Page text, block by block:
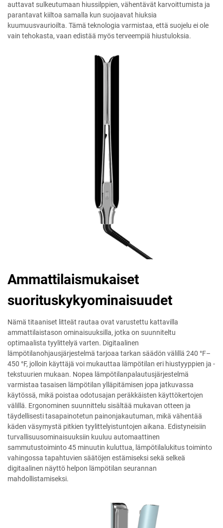
auttavat sulkeutumaan hiussilppien, vähentävät karvoittumista ja
parantavat kiiltoa samalla kun suojaavat hiuksia
kuumuusvaurioilta. Tämä teknologia varmistaa, että suojelu ei ole
vain tehokasta, vaan edistää myös terveempiä hiustuloksia.
Ammattilaismukaiset
suorituskykyominaisuudet
Nämä titaaniset litteät rautaa ovat varustettu kattavilla
ammattilaistason ominaisuuksilla, jotka on suunniteltu
optimaalista tyylittelyä varten. Digitaalinen
lämpötilanohjausjärjestelmä tarjoaa tarkan säädön välillä 240 °F–
450 °F, jolloin käyttäjä voi mukauttaa lämpötilan eri hiustyyppien ja -
tekstuurien mukaan. Nopea lämpötilanpalautusjärjestelmä
varmistaa tasaisen lämpötilan ylläpitämisen jopa jatkuvassa
käytössä, mikä poistaa odotusajan peräkkäisten käyttökertojen
välillä. Ergonominen suunnittelu sisältää mukavan otteen ja
täydellisesti tasapainotetun painonjakautuman, mikä vähentää
käden väsymystä pitkien tyylittelyistuntojen aikana. Edistyneisiin
turvallisuusominaisuuksiin kuuluu automaattinen
sammutustoiminto 45 minuutin kuluttua, lämpötilalukitus toiminto
vahingossa tapahtuvien säätöjen estämiseksi sekä selkeä
digitaalinen näyttö helpon lämpötilan seurannan
mahdollistamiseksi.